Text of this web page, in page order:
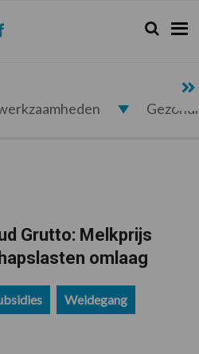
Zoeken...
Zoek
Grutto: Melkprijs
omlaag
Weidegang